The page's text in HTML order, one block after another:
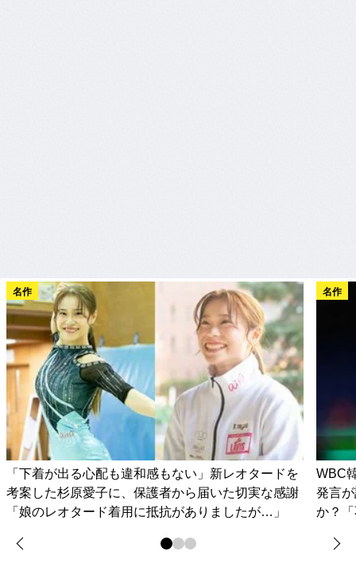
名作
「下着が出る心配も違和感もない」新レオタードを
考案した杉原愛子に、保護者から届いた切実な感謝
「娘のレオタード着用に抵抗がありましたが…」
名作
WBC
発言
か？